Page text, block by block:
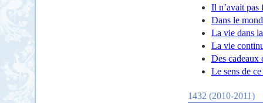
Il n’avait
Dans le
La vie dans
La vie
Des cadeaux
Le sens de
1432 (2010-2011)